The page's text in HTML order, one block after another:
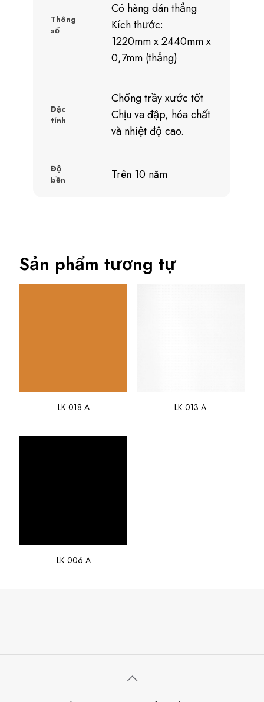
Thông
số
Có hàng dán thẳng
Kích thước:
1220mm x 2440mm x
0,7mm (thẳng)
Đặc
tính
Chống trầy xước tốt
Chịu va đập, hóa chất
và nhiệt độ cao.
Độ
bền
Trên 10 năm
Sản phẩm tương tự
LK 018 A LK 013 A
LK 006 A